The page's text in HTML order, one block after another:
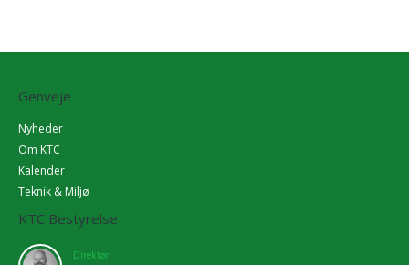
Genveje
Nyheder
Om KTC
Kalender
Teknik & Miljø
KTC Bestyrelse
Direktør